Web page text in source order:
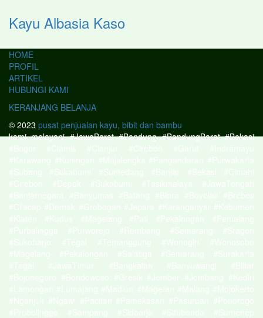
Kayu Albasia Kaso
HOME
PROFIL
ARTIKEL
HUBUNGI KAMI
KERANJANG BELANJA
© 2023 pusat penjualan kayu, bibit dan bambu
kami melayani #JawaBarat #Bandung #BandungBarat #Bekasi